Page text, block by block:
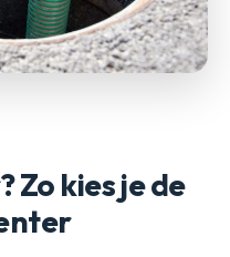
kies je de